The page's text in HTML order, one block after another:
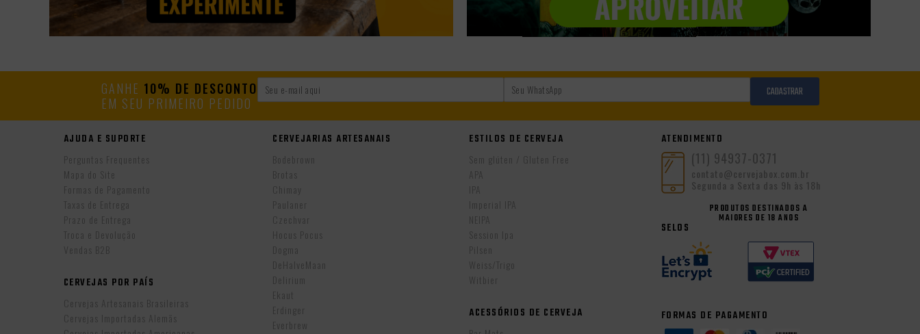
GANHE 10% DE DESCONTO
EM SEU PRIMEIRO PEDIDO
CADASTRAR
AJUDA E SUPORTE
Perguntas Frequentes
Mapa do Site
Formas de Pagamento
Taxas de Entrega
Prazo de Entrega
Troca e Devolução
Vendas B2B
CERVEJAS POR PAÍS
Cervejas Artesanais Brasileiras
Cervejas Importadas Alemãs
CERVEJARIAS ARTESANAIS
Bodebrown
Brotas
Chimay
Paulaner
Czechvar
Hocus Pocus
Dogma
DeHalveMaan
Delirium
Ekaut
Erdinger
Everbrew
ESTILOS DE CERVEJA
Sem glúten / Gluten Free
APA
IPA
Imperial IPA
NEIPA
Session Ipa
Pilsen
Weiss/Trigo
Witbier
ACESSÓRIOS DE CERVEJA
ATENDIMENTO
(11) 94937-0371
contato@cervejabox.com.br
Segunda a Sexta das 9h às 18h
PRODUTOS DESTINADOS A
MAIORES DE 18 ANOS
SELOS
FORMAS DE PAGAMENTO